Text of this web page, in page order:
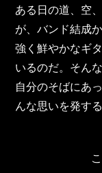
ある日の道、空
が、バンド結成
強く鮮やかなギ
いるのだ。そん
自分のそばにあ
んな思いを発す